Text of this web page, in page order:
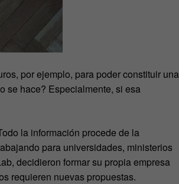
por ejemplo, para poder constituir una
se hace? Especialmente, si esa
la información procede de la
para universidades, ministerios
decidieron formar su propia empresa
requieren nuevas propuestas.